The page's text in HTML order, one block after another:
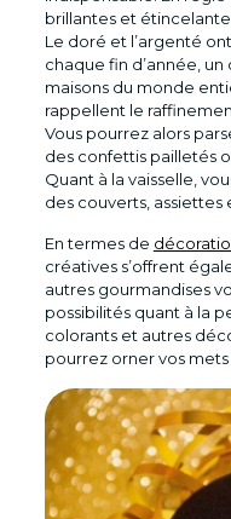
brillantes et
Le doré et l’argenté
chaque fin d’année,
maisons du monde
rappellent le
Vous pourrez alors
des confettis pailletés
Quant à la vaisselle,
des couverts, assiettes
En termes de
créatives s’offrent
autres gourmandises
possibilités quant à la
colorants et autres
pourrez orner vos mets